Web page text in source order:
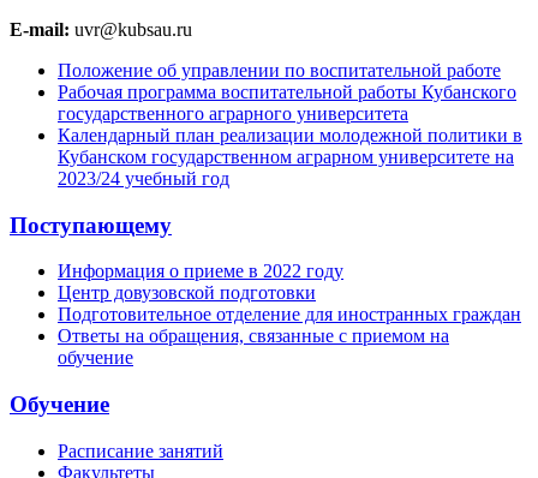
E-mail: uvr@kubsau.ru
Положение об управлении по воспитательной работе
Рабочая программа воспитательной работы Кубанского
государственного аграрного университета
Календарный план реализации молодежной политики в
Кубанском государственном аграрном университете на
2023/24 учебный год
Поступающему
Информация о приеме в 2022 году
Центр довузовской подготовки
Подготовительное отделение для иностранных граждан
Ответы на обращения, связанные с приемом на
обучение
Обучение
Расписание занятий
Факультеты